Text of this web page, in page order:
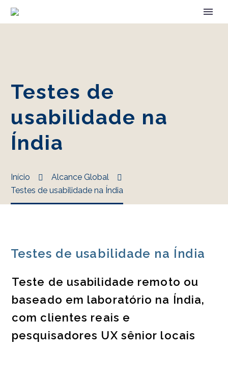
Testes de
usabilidade na
Índia
Início
Alcance Global
Testes de usabilidade na Índia
Testes de usabilidade na Índia
Teste de usabilidade remoto ou
baseado em laboratório na Índia,
com clientes reais e
pesquisadores UX sênior locais